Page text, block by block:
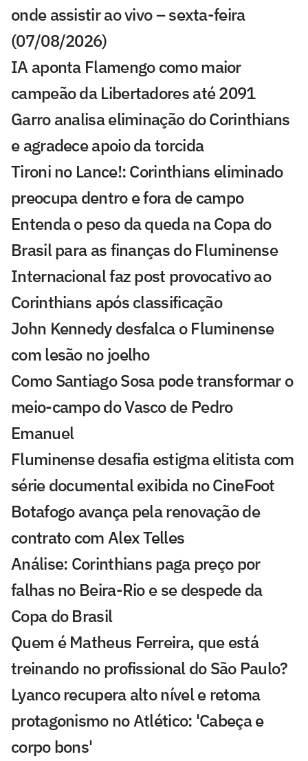
onde assistir ao vivo – sexta-feira
(07/08/2026)
IA aponta Flamengo como maior
campeão da Libertadores até 2091
Garro analisa eliminação do Corinthians
e agradece apoio da torcida
Tironi no Lance!: Corinthians eliminado
preocupa dentro e fora de campo
Entenda o peso da queda na Copa do
Brasil para as finanças do Fluminense
Internacional faz post provocativo ao
Corinthians após classificação
John Kennedy desfalca o Fluminense
com lesão no joelho
Como Santiago Sosa pode transformar o
meio-campo do Vasco de Pedro
Emanuel
Fluminense desafia estigma elitista com
série documental exibida no CineFoot
Botafogo avança pela renovação de
contrato com Alex Telles
Análise: Corinthians paga preço por
falhas no Beira-Rio e se despede da
Copa do Brasil
Quem é Matheus Ferreira, que está
treinando no profissional do São Paulo?
Lyanco recupera alto nível e retoma
protagonismo no Atlético: 'Cabeça e
corpo bons'